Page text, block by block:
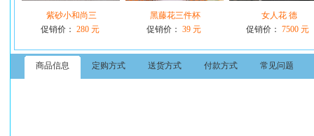
紫砂小和尚三
促销价： 280 元
黑藤花三件杯
促销价： 39 元
女人花 德
促销价： 7500 元
商品信息 定购方式 送货方式 付款方式 常见问题